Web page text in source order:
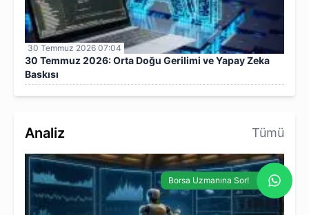
30 Temmuz 2026 07:04
30 Temmuz 2026: Orta Doğu Gerilimi ve Yapay Zeka
Baskısı
Analiz Tümü
Borsa Uzmanına Sor!